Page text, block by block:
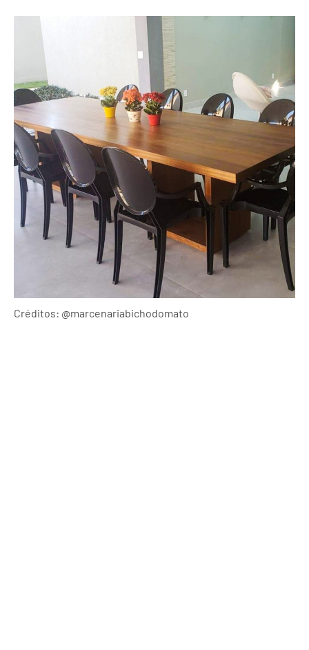
Créditos: @marcenariabichodomato